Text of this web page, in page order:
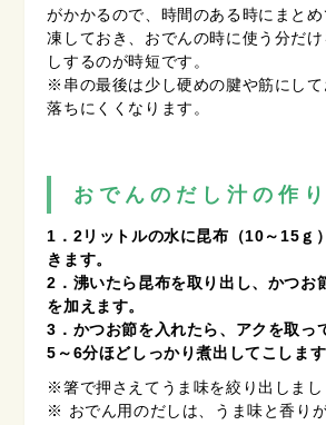
がかかるので、時間のある時にまと
凍しておき、おでんの時に使う分だけ
しするのが時短です。
※串の最後は少し硬めの腱や筋にして
落ちにくくなります。
おでんのだし汁の作
1．2リットルの水に昆布（10～15ｇ
きます。
2．沸いたら昆布を取り出し、かつお
を加えます。
3．かつお節を入れたら、アクを取っ
5～6分ほどしっかり煮出してこします
※箸で押さえてうま味を絞り出しまし
※ おでん用のだしは、うま味と香り